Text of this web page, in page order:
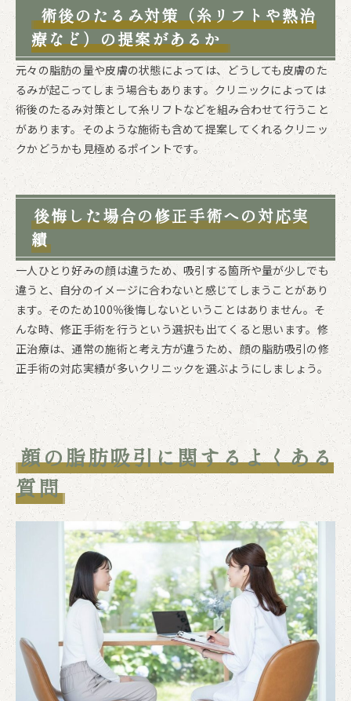
術後のたるみ対策（糸リフトや熱治
療など）の提案があるか
元々の脂肪の量や皮膚の状態によっては、どうしても皮膚のた
るみが起こってしまう場合もあります。クリニックによっては
術後のたるみ対策として糸リフトなどを組み合わせて行うこと
があります。そのような施術も含めて提案してくれるクリニッ
クかどうかも見極めるポイントです。
後悔した場合の修正手術への対応実
績
一人ひとり好みの顔は違うため、吸引する箇所や量が少しでも
違うと、自分のイメージに合わないと感じてしまうことがあり
ます。そのため100％後悔しないということはありません。そ
んな時、修正手術を行うという選択も出てくると思います。修
正治療は、通常の施術と考え方が違うため、顔の脂肪吸引の修
正手術の対応実績が多いクリニックを選ぶようにしましょう。
顔の脂肪吸引に関するよくある
質問